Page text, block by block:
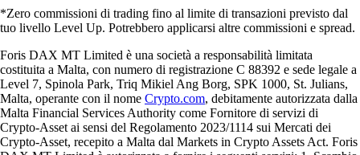
*Zero commissioni di trading fino al limite di transazioni previsto dal
tuo livello Level Up. Potrebbero applicarsi altre commissioni e spread.
Foris DAX MT Limited è una società a responsabilità limitata
costituita a Malta, con numero di registrazione C 88392 e sede legale a
Level 7, Spinola Park, Triq Mikiel Ang Borg, SPK 1000, St. Julians,
Malta, operante con il nome Crypto.com, debitamente autorizzata dalla
Malta Financial Services Authority come Fornitore di servizi di
Crypto-Asset ai sensi del Regolamento 2023/1114 sui Mercati dei
Crypto-Asset, recepito a Malta dal Markets in Crypto Assets Act. Foris